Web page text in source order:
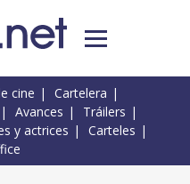
cine
Cartelera
Avances
Tráilers
y actrices
Carteles